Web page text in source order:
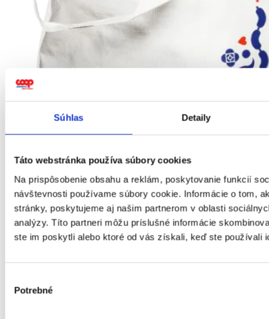
Súhlas Detaily
Táto webstránka používa súbory cookies
Na prispôsobenie obsahu a reklám, poskytovanie funkcií
návštevnosti používame súbory cookie. Informácie o tom,
stránky, poskytujeme aj našim partnerom v oblasti
analýzy. Títo partneri môžu príslušné informácie
ste im poskytli alebo ktoré od vás získali, keď ste používali
súhlasu
Potrebné